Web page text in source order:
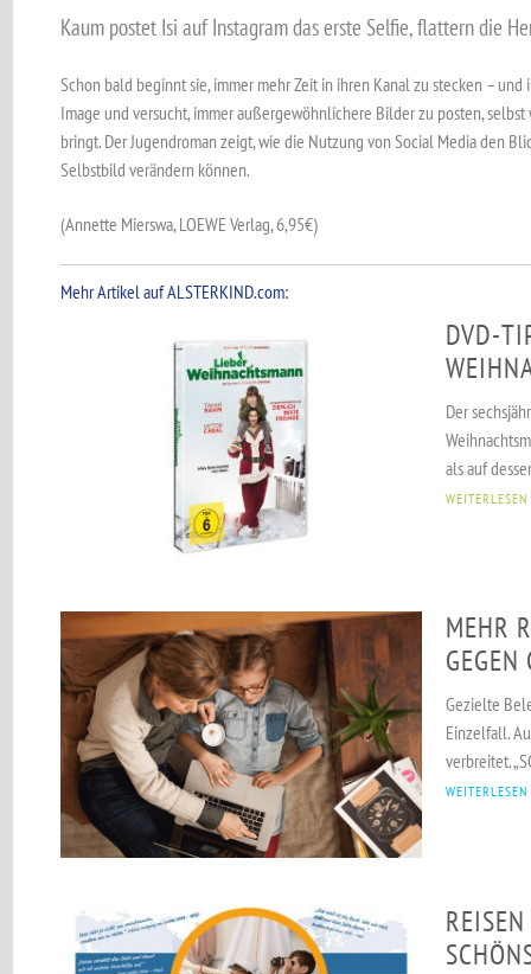
Kaum postet Isi auf Instagram das erste Selfie, flattern die
Schon bald beginnt sie, immer mehr Zeit in ihren Kanal zu stecken –
Image und versucht, immer außergewöhnlichere Bilder zu posten,
bringt. Der Jugendroman zeigt, wie die Nutzung von Social Media den
Selbstbild verändern können.
(Annette Mierswa, LOEWE Verlag, 6,95€)
Mehr Artikel auf ALSTERKIND.com:
DVD-
Der
als auf
WEITERLESEN
MEHR
GEGEN
Gezielte
Einzelfall.
verbreitet.
WEITERLESEN